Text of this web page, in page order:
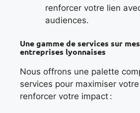
renforcer votre lien
audiences.
Une gamme de services sur
entreprises lyonnaises
Nous offrons une palette
services pour maximiser
renforcer votre impact :